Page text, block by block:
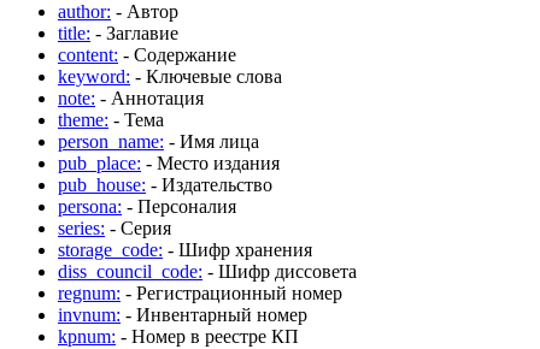
author: - Автор
title: - Заглавие
content: - Содержание
keyword: - Ключевые слова
note: - Аннотация
theme: - Тема
person_name: - Имя лица
pub_place: - Место издания
pub_house: - Издательство
persona: - Персоналия
series: - Серия
storage_code: - Шифр хранения
diss_council_code: - Шифр диссовета
regnum: - Регистрационный номер
invnum: - Инвентарный номер
kpnum: - Номер в реестре КП